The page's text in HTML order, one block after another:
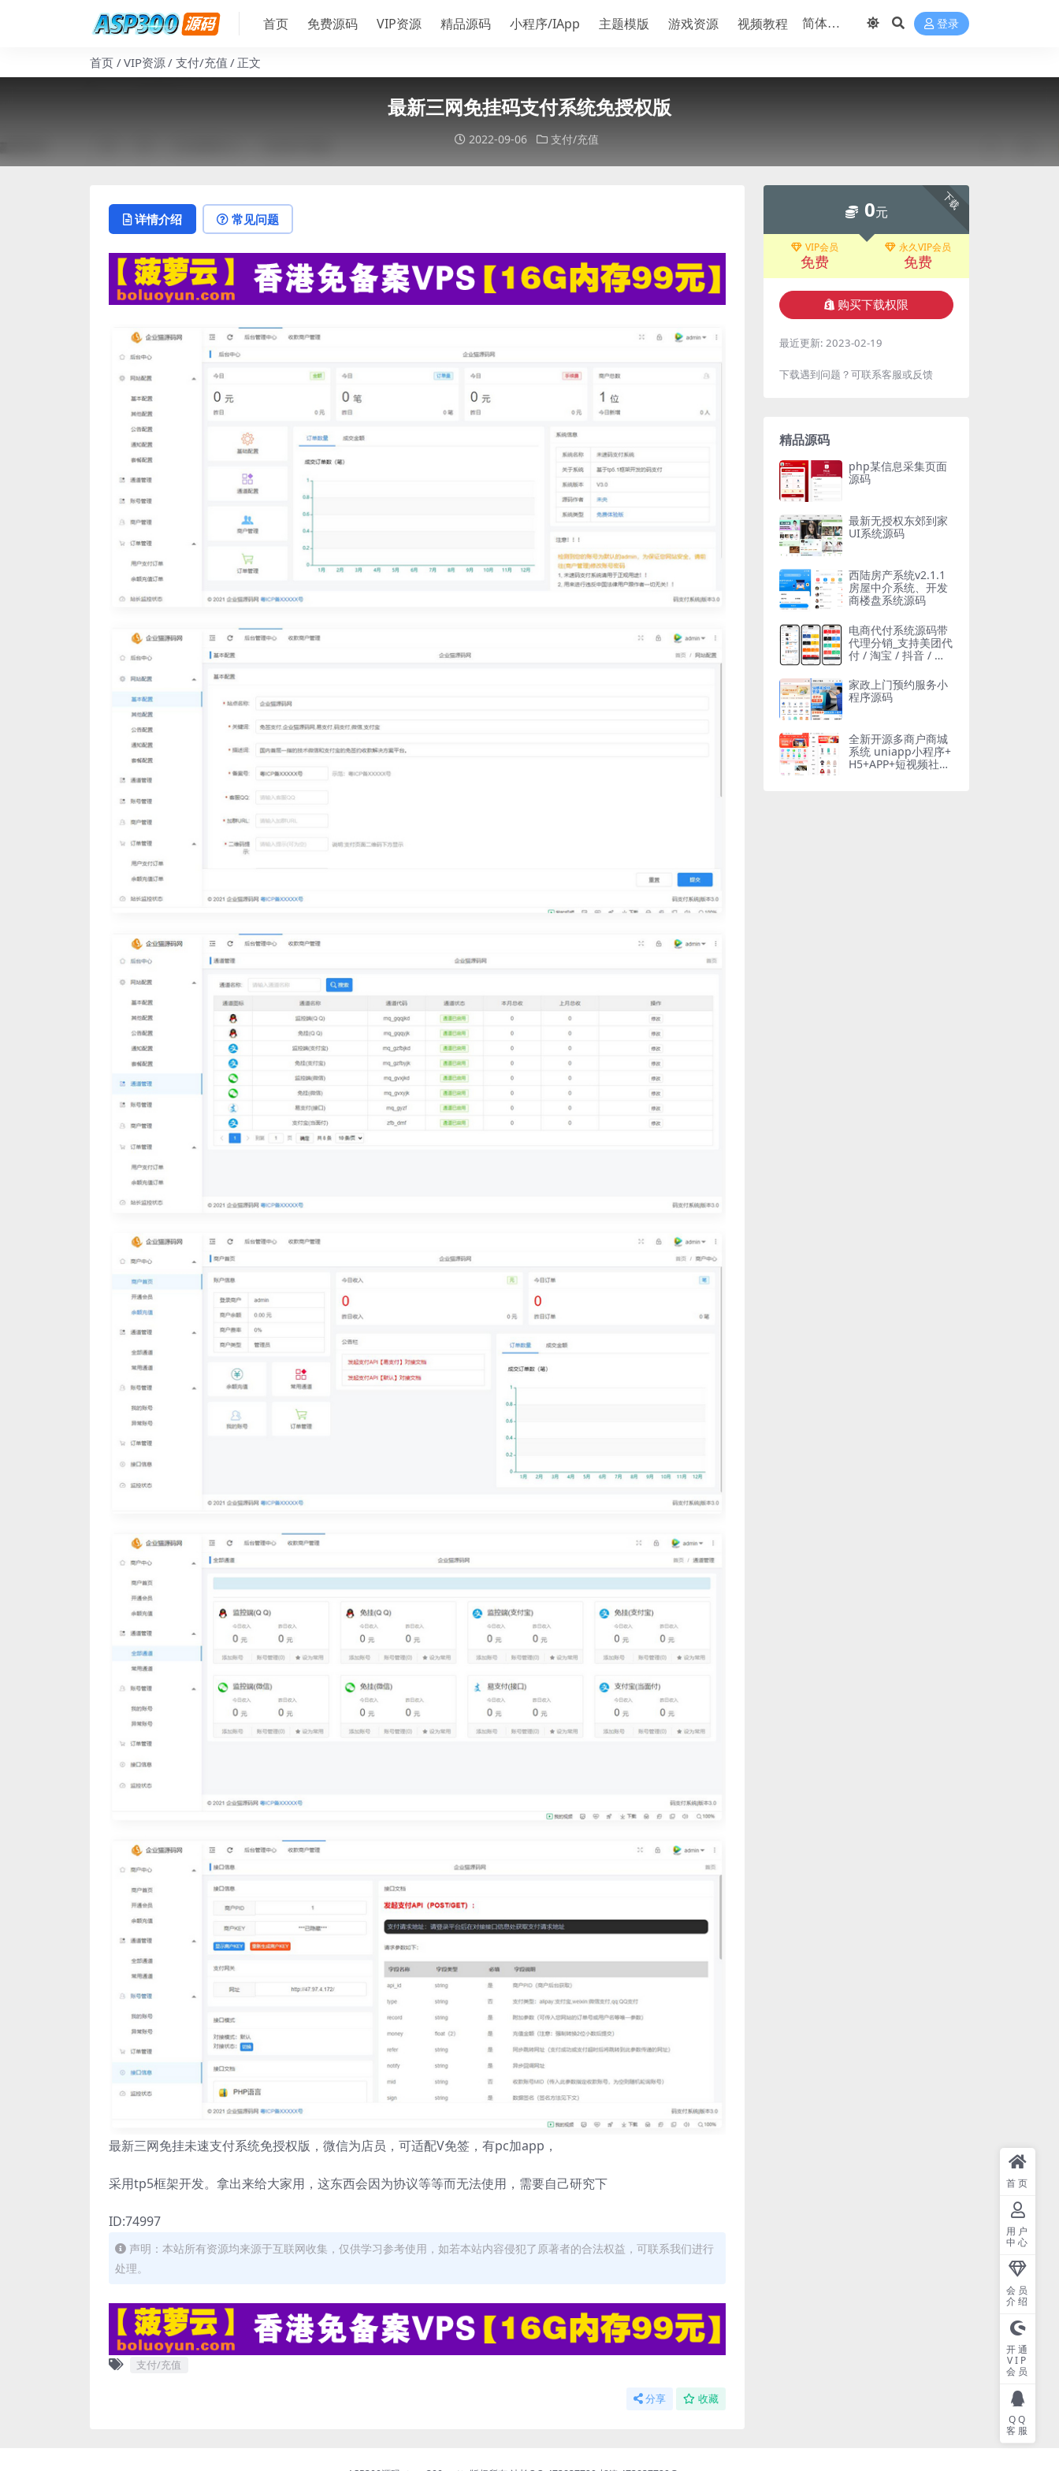
首页 免费源码 VIP资源 精品源码 小程序/IApp 主题模版 游戏资源 视频教程 登录
首页 VIP资源 支付/充值 正文
最新三网免挂码支付系统免授权版
2022-09-06 支付/充值
详情介绍 常见问题
最新三网免挂未速支付系统免授权版，微信为店员，可适配V免签，有pc加app，
采用tp5框架开发。拿出来给大家用，这东西会因为协议等等而无法使用，需要自己研究下
ID:74997
声明：本站所有资源均来源于互联网收集，仅供学习参考使用，如若本站内容侵犯了原著者的合法权益，可联系我们进行
处理。
支付/充值
分享 收藏
下载
0元
VIP会员
免费
永久VIP会员
免费
购买下载权限
最近更新: 2023-02-19
下载遇到问题？可联系客服或反馈
精品源码
php某信息采集页面
源码
最新无授权东郊到家
UI系统源码
西陆房产系统v2.1.1
房屋中介系统、开发
商楼盘系统源码
电商代付系统源码带
代理分销_支持美团代
付 / 淘宝 / 抖音 / 拼
家政上门预约服务小
程序源码
全新开源多商户商城
系统 uniapp小程序+
H5+APP+短视频社区
首页
用户
中心
会员
介绍
开通
VIP
会员
QQ
客服